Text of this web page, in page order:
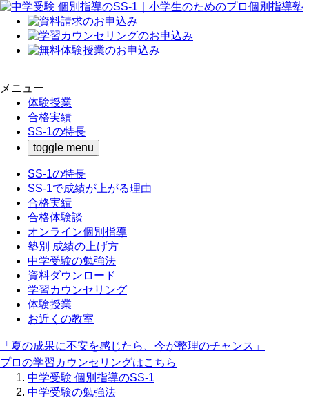
メニュー
体験授業
合格実績
SS-1の特長
toggle menu
SS-1の特長
SS-1で成績が上がる理由
合格実績
合格体験談
オンライン個別指導
塾別 成績の上げ方
中学受験の勉強法
資料ダウンロード
学習カウンセリング
体験授業
お近くの教室
「夏の成果に不安を感じたら、今が整理のチャンス」
プロの学習カウンセリングはこちら
中学受験 個別指導のSS-1
中学受験の勉強法